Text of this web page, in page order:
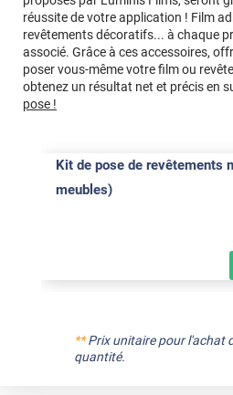
réussite de votre application ! Film
revêtements décoratifs... à chaque
associé. Grâce à ces accessoires,
poser vous-même votre film ou
obtenez un résultat net et précis en
pose !
Kit de pose de revêtements
meubles)
**Prix unitaire pour l'achat
quantité.